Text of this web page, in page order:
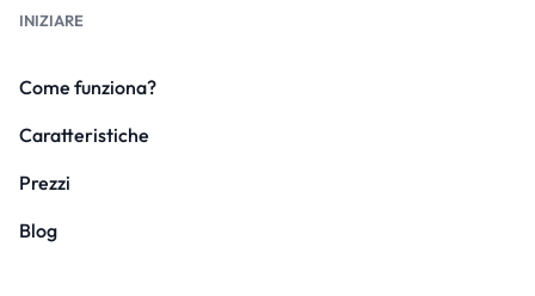
INIZIARE
Come funziona?
Caratteristiche
Prezzi
Blog